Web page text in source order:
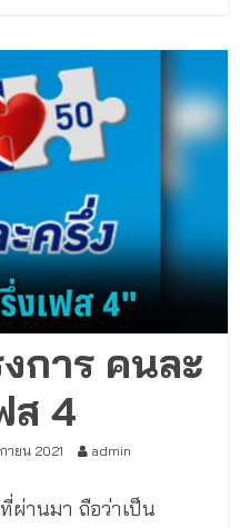
การ คนละ
ส 4
ายน 2021 admin
ผ่านมา ถือว่าเป็น